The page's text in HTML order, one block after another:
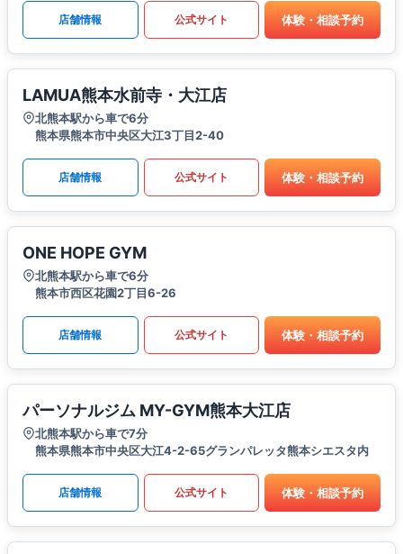
店舗情報 公式サイト 体験・相談予約
LAMUA熊本水前寺・大江店
北熊本駅から車で6分
熊本県熊本市中央区大江3丁目2-40
店舗情報 公式サイト 体験・相談予約
ONE HOPE GYM
北熊本駅から車で6分
熊本市西区花園2丁目6-26
店舗情報 公式サイト 体験・相談予約
パーソナルジム MY-GYM熊本大江店
北熊本駅から車で7分
熊本県熊本市中央区大江4-2-65グランパレッタ熊本シエスタ内
店舗情報 公式サイト 体験・相談予約